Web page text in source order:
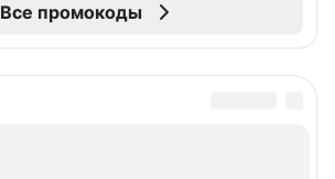
Все промокоды